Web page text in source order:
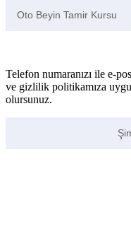
Telefon numaranızı ile e-
ve gizlilik politikamıza
olursunuz.